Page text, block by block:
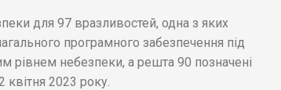
для 97 вразливостей, одна з яких
програмного забезпечення під
рівнем небезпеки, а решта 90 позначені
2023 року.
заводу в Шанхаї .